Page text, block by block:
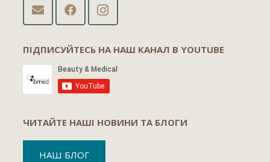
ПІДПИСУЙТЕСЬ НА НАШ КАНАЛ В YOUTUBE
ЧИТАЙТЕ НАШІ НОВИНИ ТА БЛОГИ
НАШ БЛОГ